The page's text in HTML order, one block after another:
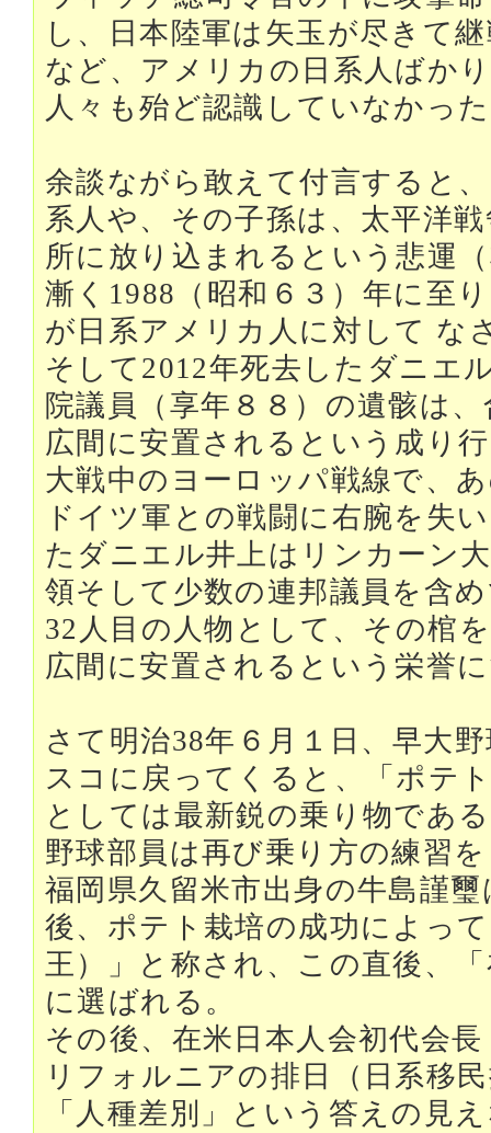
し、日本陸軍は矢玉が尽きて
など、アメリカの日系人ばか
人々も殆ど認識していなかっ
余談ながら敢えて付言すると
系人や、その子孫は、太平洋
所に放り込まれるという悲運
漸く1988（昭和６３）年に至
が日系アメリカ人に対して な
そして2012年死去したダニエ
院議員（享年８８）の遺骸は
広間に安置されるという成り
大戦中のヨーロッパ戦線で、
ドイツ軍との戦闘に右腕を失
たダニエル井上はリンカーン
領そして少数の連邦議員を含
32人目の人物として、その棺
広間に安置されるという栄誉
さて明治38年６月１日、早大
スコに戻ってくると、「ポテ
としては最新鋭の乗り物であ
野球部員は再び乗り方の練習
福岡県久留米市出身の牛島謹
後、ポテト栽培の成功によっ
王）」と称され、この直後、
に選ばれる。
その後、在米日本人会初代会
リフォルニアの排日（日系移
「人種差別」という答えの見